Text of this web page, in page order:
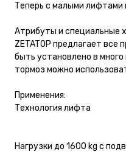
Теперь с малыми лифтами
Атрибуты и специальные
ZETATOP предлагает
быть установлено в
тормоз можно
Применения:
Технология лифта
Нагрузки до 1600 kg с